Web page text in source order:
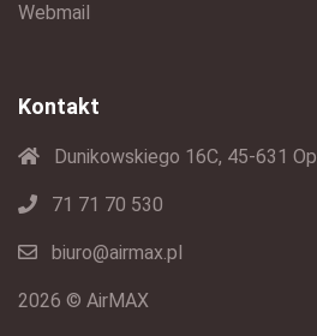
Webmail
Kontakt
Dunikowskiego 16C, 45-631
71 71 70 530
biuro@airmax.pl
2026 © AirMAX